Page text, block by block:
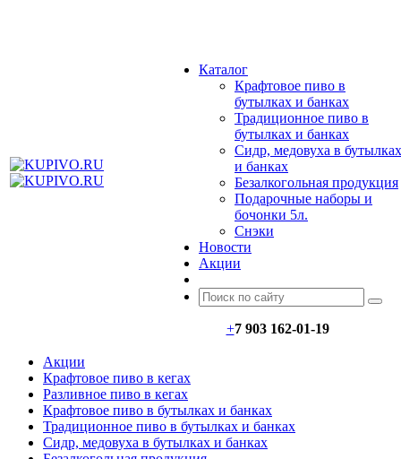
Каталог
Крафтовое пиво в
бутылках и банках
Традиционное пиво в
бутылках и банках
Сидр, медовуха в бутылках
и банках
Безалкогольная продукция
Подарочные наборы и
бочонки 5л.
Снэки
Новости
Акции
+7 903 162-01-19
Акции
Крафтовое пиво в кегах
Разливное пиво в кегах
Крафтовое пиво в бутылках и банках
Традиционное пиво в бутылках и банках
Сидр, медовуха в бутылках и банках